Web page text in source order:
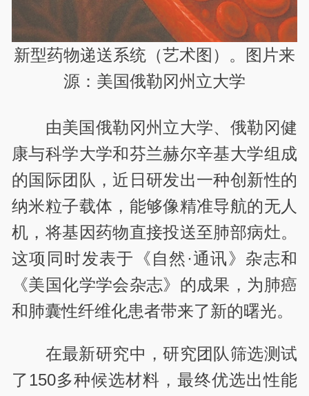
新型药物递送系统（艺术图）。图片来
源：美国俄勒冈州立大学
由美国俄勒冈州立大学、俄勒冈健
康与科学大学和芬兰赫尔辛基大学组成
的国际团队，近日研发出一种创新性的
纳米粒子载体，能够像精准导航的无人
机，将基因药物直接投送至肺部病灶。
这项同时发表于《自然·通讯》杂志和
《美国化学学会杂志》的成果，为肺癌
和肺囊性纤维化患者带来了新的曙光。
在最新研究中，研究团队筛选测试
了150多种候选材料，最终优选出性能